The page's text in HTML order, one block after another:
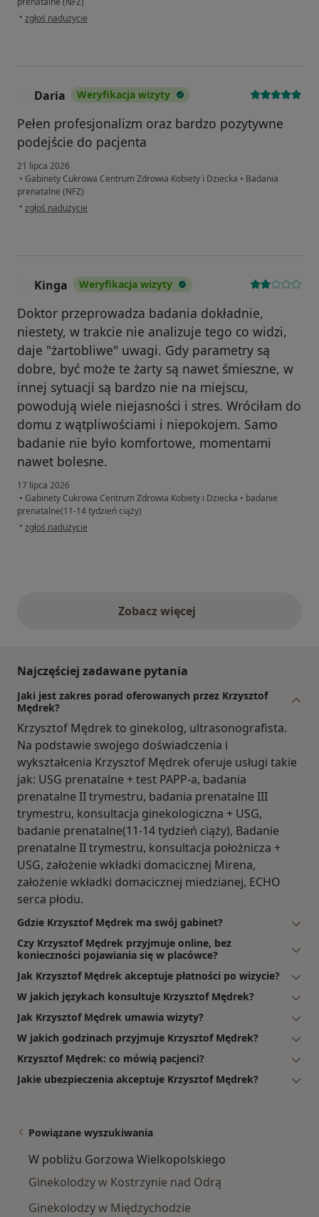
• w opinii użytkownika MK
zgłoś nadużycie
Daria Weryfikacja wizyty
Pełen profesjonalizm oraz bardzo pozytywne
podejście do pacjenta
21 lipca 2026
• Gabinety Cukrowa Centrum Zdrowia Kobiety i Dziecka • Badania
prenatalne (NFZ)
• w opinii użytkownika Daria
zgłoś nadużycie
Kinga Weryfikacja wizyty
Doktor przeprowadza badania dokładnie,
niestety, w trakcie nie analizuje tego co widzi,
daje "żartobliwe" uwagi. Gdy parametry są
dobre, być może te żarty są nawet śmieszne, w
innej sytuacji są bardzo nie na miejscu,
powodują wiele niejasności i stres. Wróciłam do
domu z wątpliwościami i niepokojem. Samo
badanie nie było komfortowe, momentami
nawet bolesne.
17 lipca 2026
• Gabinety Cukrowa Centrum Zdrowia Kobiety i Dziecka • badanie
prenatalne(11-14 tydzień ciąży)
• w opinii użytkownika Kinga
zgłoś nadużycie
Zobacz więcejopinie powyżej
Najczęściej zadawane pytania
Jaki jest zakres porad oferowanych przez Krzysztof
Mędrek?
Krzysztof Mędrek to ginekolog, ultrasonografista.
Na podstawie swojego doświadczenia i
wykształcenia Krzysztof Mędrek oferuje usługi takie
jak: USG prenatalne + test PAPP-a, badania
prenatalne II trymestru, badania prenatalne III
trymestru, konsultacja ginekologiczna + USG,
badanie prenatalne(11-14 tydzień ciąży), Badanie
prenatalne II trymestru, konsultacja położnicza +
USG, założenie wkładki domacicznej Mirena,
założenie wkładki domacicznej miedzianej, ECHO
serca płodu.
Gdzie Krzysztof Mędrek ma swój gabinet?
Czy Krzysztof Mędrek przyjmuje online, bez
konieczności pojawiania się w placówce?
Jak Krzysztof Mędrek akceptuje płatności po wizycie?
W jakich językach konsultuje Krzysztof Mędrek?
Jak Krzysztof Mędrek umawia wizyty?
W jakich godzinach przyjmuje Krzysztof Mędrek?
Krzysztof Mędrek: co mówią pacjenci?
Jakie ubezpieczenia akceptuje Krzysztof Mędrek?
Powiązane wyszukiwania
W pobliżu Gorzowa Wielkopolskiego
Ginekolodzy w Kostrzynie nad Odrą
Ginekolodzy w Międzychodzie